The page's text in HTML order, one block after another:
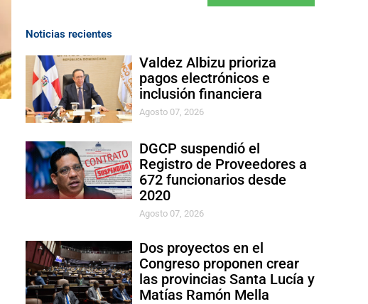
Noticias recientes
Valdez Albizu prioriza
pagos electrónicos e
inclusión financiera
Agosto 07, 2026
DGCP suspendió el
Registro de Proveedores a
672 funcionarios desde
2020
Agosto 07, 2026
Dos proyectos en el
Congreso proponen crear
las provincias Santa Lucía y
Matías Ramón Mella